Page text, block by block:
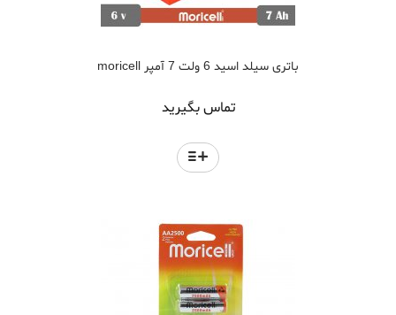
باتری سیلد اسید 6 ولت 7 آمپر moricell
تماس بگیرید